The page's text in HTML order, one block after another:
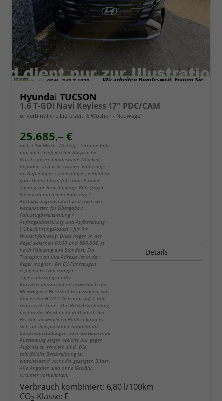
Hyundai TUCSON
1.6 T-GDI Navi Keyless 17" PDC/CAM
unverbindliche Lieferzeit: 6 Wochen Neuwagen
25.685,– €
incl. 19% MwSt.. Wichtig!: Termine bitte
nur nach telefonischer Absprache.
Durch unsere bundesweite Tätigkeit,
befinden sich viele unserer Fahrzeuge
im Außenlager / Zentrallager, verteilt in
ganz Deutschland (oft ohne Kunden-
Zugang zur Besichtigung). Bitte fragen
Sie vorab nach dem Fahrzeug /
Auslieferungs-Standort und nach den
Nebenkosten für Übergabe /
Fahrzeugbereitstellung /
Auftragsabwicklung und Aufbereitung
("Überführungskosten") für Ihr
Wunschfahrzeug. Diese liegen in der
Regel zwischen 60,00 und 890,00€, je
nach Fahrzeug und Standort. Ein
Transport an Ihre Adresse ist in der
Regel möglich. Bei EU-Fahrzeugen
erfolgen Erstzulassungen,
Tageszulassungen oder
Kurzzeitzulassungen oft gewerblich als
Mietwagen / Werkstatt Ersatzwagen, was
den ersten HU/AU Zeitraum auf 1 Jahr
reduzieren kann. Die Betriebsanleitung
liegt in der Regel nicht in Deutsch bei.
Bei den verwendeten Bildern kann es
sich um Beispielbilder handeln die
Sonderausstattungen oder abweichende
Ausstattung zeigen, welche nur gegen
Aufpreis zu erhalten sind. Die
schriftliche Beschreibung ist
entscheidend, nicht die gezeigten Bilder.
Alle Angaben sind ohne Gewähr.
Irrtümer vorbehalten.
Details
Verbrauch kombiniert: 6,80 l/100km
CO2-Klasse: E